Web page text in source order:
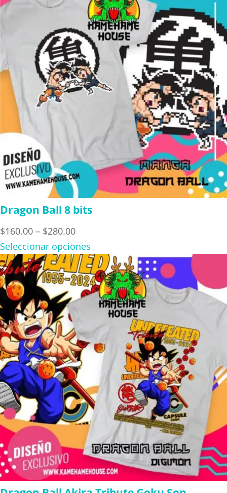
$280.00
Dragon Ball 8 bits
$160.00 – $280.00Price
range:
$160.00
through
$280.00
Seleccionar opciones